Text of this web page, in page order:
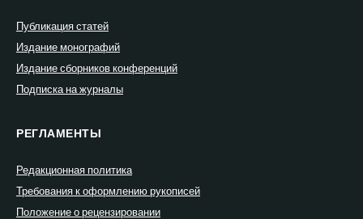
Публикация статей
Издание монографий
Издание сборников конференций
Подписка на журналы
РЕГЛАМЕНТЫ
Редакционная политика
Требования к оформлению рукописей
Положение о рецензировании